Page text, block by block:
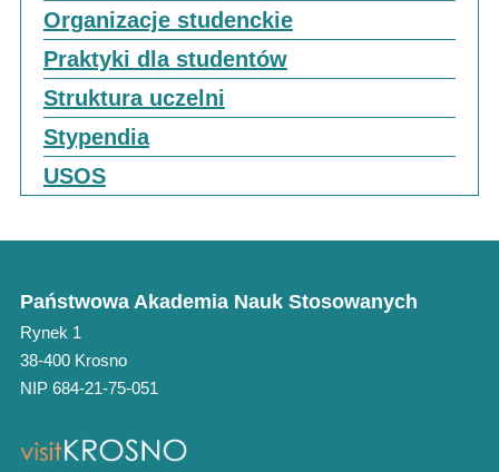
Organizacje studenckie
Praktyki dla studentów
Struktura uczelni
Stypendia
USOS
Państwowa Akademia Nauk Stosowanych
Rynek 1
38-400 Krosno
NIP 684-21-75-051